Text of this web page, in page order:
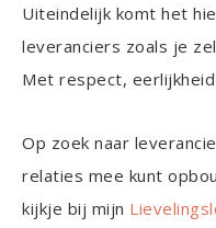
Uiteindelijk komt het
leveranciers zoals je
Met respect,
Op zoek naar
relaties mee kunt
kijkje bij mijn